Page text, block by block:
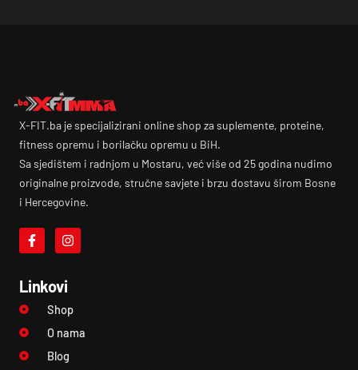
X-FIT.ba je specijalizirani online shop za suplemente, proteine,
fitness opremu i borilačku opremu u BiH.
Sa sjedištem i radnjom u Mostaru, već više od 25 godina nudimo
originalne proizvode, stručne savjete i brzu dostavu širom Bosne
i Hercegovine.
Linkovi
Shop
O nama
Blog